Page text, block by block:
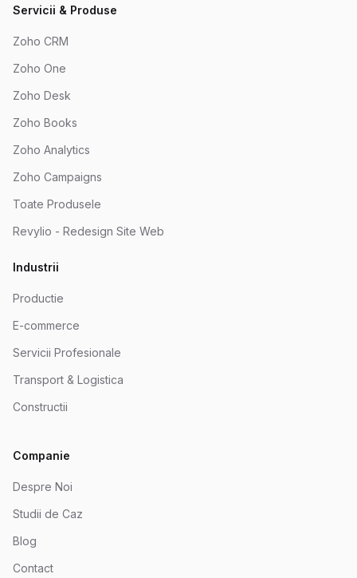
Servicii & Produse
Zoho CRM
Zoho One
Zoho Desk
Zoho Books
Zoho Analytics
Zoho Campaigns
Toate Produsele
Revylio - Redesign Site Web
Industrii
Productie
E-commerce
Servicii Profesionale
Transport & Logistica
Constructii
Companie
Despre Noi
Studii de Caz
Blog
Contact